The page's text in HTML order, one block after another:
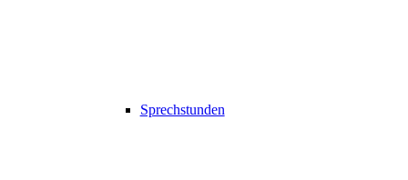
Sprechstunden